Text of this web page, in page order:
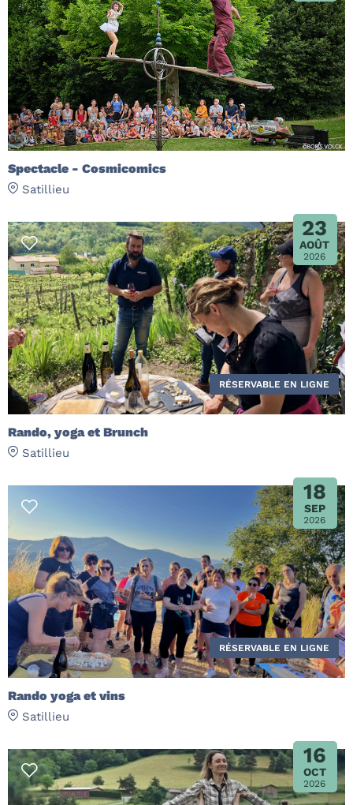
Spectacle - Cosmicomics
Satillieu
23
AOÛT
2026
Rando, yoga et Brunch
Satillieu
RÉSERVABLE EN LIGNE
18
SEP
2026
Rando yoga et vins
Satillieu
RÉSERVABLE EN LIGNE
16
OCT
2026